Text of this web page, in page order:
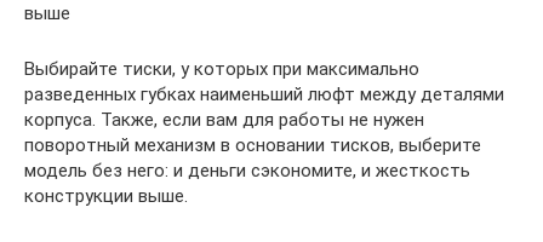
выше
Выбирайте тиски, у которых при максимально
разведенных губках наименьший люфт между деталями
корпуса. Также, если вам для работы не нужен
поворотный механизм в основании тисков, выберите
модель без него: и деньги сэкономите, и жесткость
конструкции выше.